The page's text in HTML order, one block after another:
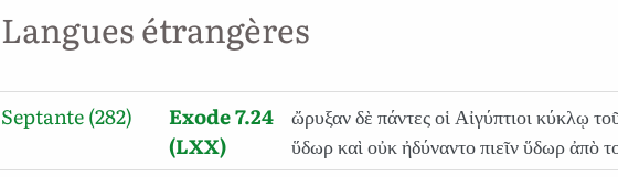
Langues étrangères
Septante (282)
Exode 7.24
(LXX)
ὤρυξαν δὲ πάντες οἱ Αἰγύπτιοι κύκλῳ
ὕδωρ καὶ οὐκ ἠδύναντο πιεῖν ὕδωρ ἀπὸ